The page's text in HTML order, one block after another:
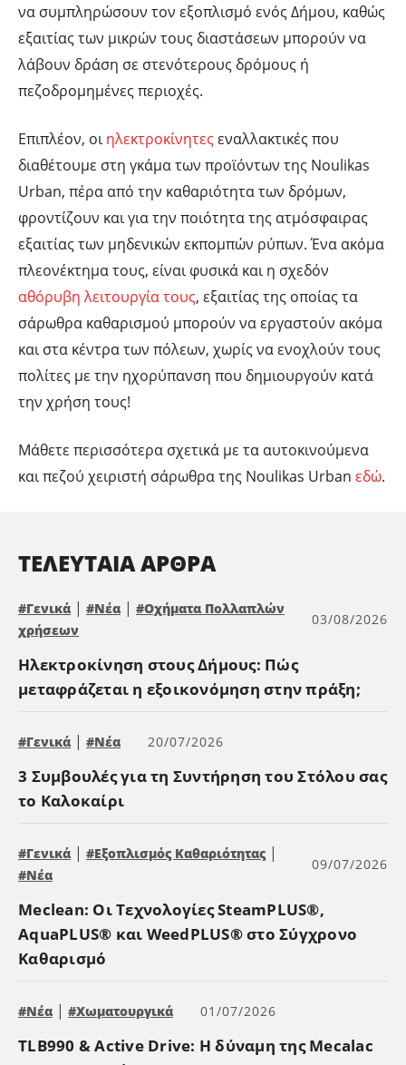
να συμπληρώσουν τον εξοπλισμό ενός Δήμου, καθώς
εξαιτίας των μικρών τους διαστάσεων μπορούν να
λάβουν δράση σε στενότερους δρόμους ή
πεζοδρομημένες περιοχές.
Επιπλέον, οιηλεκτροκίνητες εναλλακτικές που
διαθέτουμε στη γκάμα των προϊόντων της Noulikas
Urban, πέρα από την καθαριότητα των δρόμων,
φροντίζουν και για την ποιότητα της ατμόσφαιρας
εξαιτίας των μηδενικών εκπομπών ρύπων. Ένα ακόμα
πλεονέκτημα τους, είναι φυσικά και η σχεδόν
αθόρυβη λειτουργία τους, εξαιτίας της οποίας τα
σάρωθρα καθαρισμού μπορούν να εργαστούν ακόμα
και στα κέντρα των πόλεων, χωρίς να ενοχλούν τους
πολίτες με την ηχορύπανση που δημιουργούν κατά
την χρήση τους!
Μάθετε περισσότερα σχετικά με τα αυτοκινούμενα
και πεζού χειριστή σάρωθρα της Noulikas Urban εδώ.
ΤΕΛΕΥΤΑΊΑ ΆΡΘΡΑ
#Γενικά | #Νέα | #Οχήματα Πολλαπλών
χρήσεων
03/08/2026
Ηλεκτροκίνηση στους Δήμους: Πώς
μεταφράζεται η εξοικονόμηση στην πράξη;
#Γενικά | #Νέα 20/07/2026
3 Συμβουλές για τη Συντήρηση του Στόλου σας
το Καλοκαίρι
#Γενικά | #Εξοπλισμός Καθαριότητας |
#Νέα
09/07/2026
Meclean: Οι Τεχνολογίες SteamPLUS®,
AquaPLUS® και WeedPLUS® στο Σύγχρονο
Καθαρισμό
#Νέα | #Χωματουργικά 01/07/2026
TLB990 & Active Drive: Η δύναμη της Mecalac